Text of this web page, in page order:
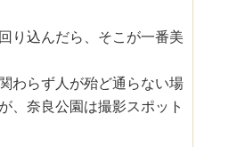
り込んだら、そこが一番美
わらず人が殆ど通らない場
、奈良公園は撮影スポット